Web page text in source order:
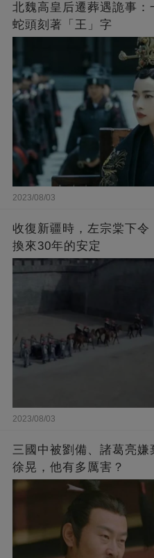
北魏高皇后遷葬遇詭事：
蛇頭刻著「王」字
2023/08/03
收復新疆時，左宗棠下令
換來30年的安定
2023/08/03
三國中被劉備、諸葛亮
徐晃，他有多厲害？